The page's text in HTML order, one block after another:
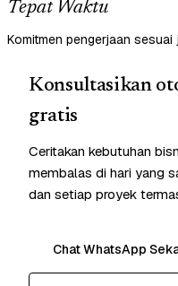
Tepat Waktu
Komitmen pengerjaan
Konsultasikan
gratis
Ceritakan kebutuhan
membalas di hari yang
dan setiap proyek
Chat WhatsApp